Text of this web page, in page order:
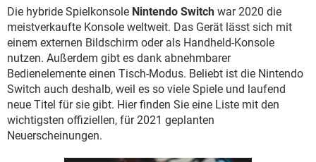
FACEBOOK HARDWARE
WHATSAPP TIKTOK
FACEBOOK HARDWARE
ANDROID IOS
WINDOWS 10 INSTAGRAM
WHATSAPP TIKTOK
FACEBOOK HARDWARE
SPIELE STREAMING
ANDROID IOS
WINDOWS 10 INSTAGRAM
WHATSAPP TIKTOK
FACEBOOK HARDWARE
Die hybride Spielkonsole Nintendo Switch war 2020 die
meistverkaufte Konsole weltweit. Das Gerät lässt sich mit
einem externen Bildschirm oder als Handheld-Konsole
nutzen. Außerdem gibt es dank abnehmbarer
Bedienelemente einen Tisch-Modus. Beliebt ist die Nintendo
Switch auch deshalb, weil es so viele Spiele und laufend
neue Titel für sie gibt. Hier finden Sie eine Liste mit den
wichtigsten offiziellen, für 2021 geplanten
Neuerscheinungen.